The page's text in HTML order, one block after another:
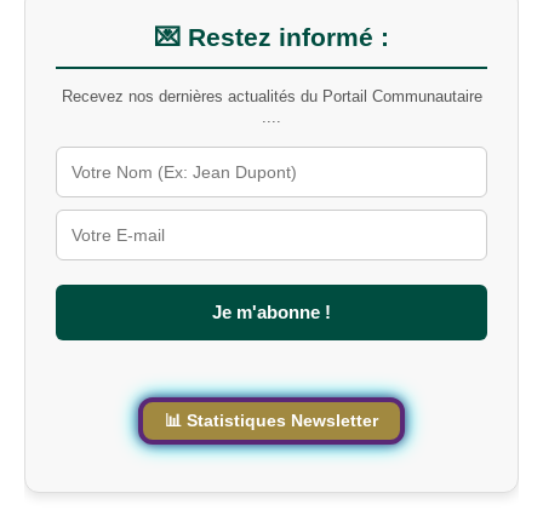
m
o
t
-
l
é
u
r
l
e
💌 Restez informé :
Recevez nos dernières actualités du Portail Communautaire
....
Je m'abonne !
📊 Statistiques Newsletter